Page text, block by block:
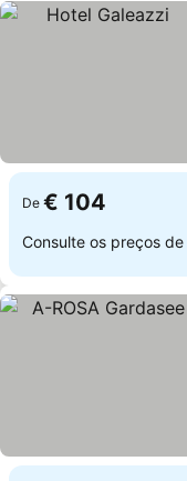
De € 104
Consulte os preços de